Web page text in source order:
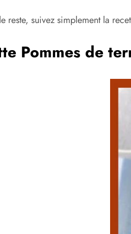
reste, suivez simplement la
Pommes de